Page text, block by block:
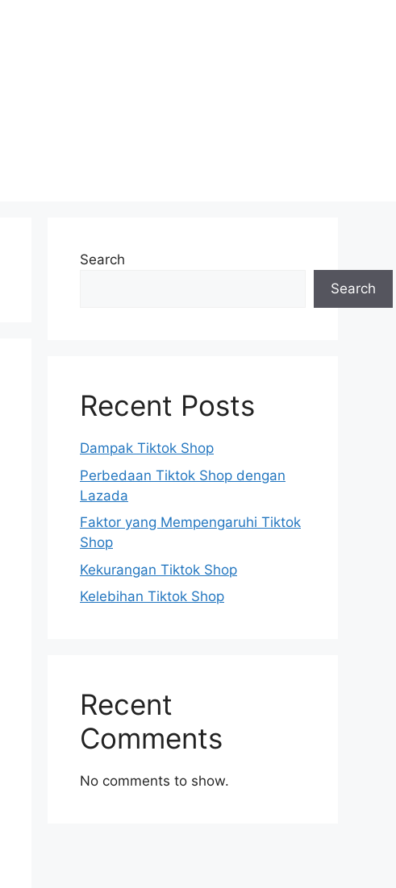
Search
Search
Recent Posts
Dampak Tiktok Shop
Perbedaan Tiktok Shop dengan
Lazada
Faktor yang Mempengaruhi Tiktok
Shop
Kekurangan Tiktok Shop
Kelebihan Tiktok Shop
Recent
Comments
No comments to show.